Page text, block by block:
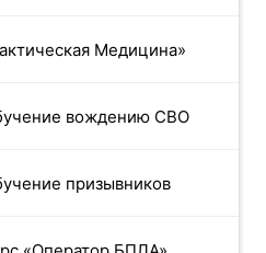
освободила
Медицина»
вождению СВО
призывников